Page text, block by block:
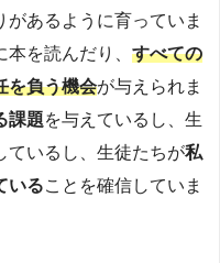
があるように育っていま
を読んだり、 すべての
を負う機会が与えられま
課題を与えているし、生
ているし、生徒たちが私
いることを確信していま